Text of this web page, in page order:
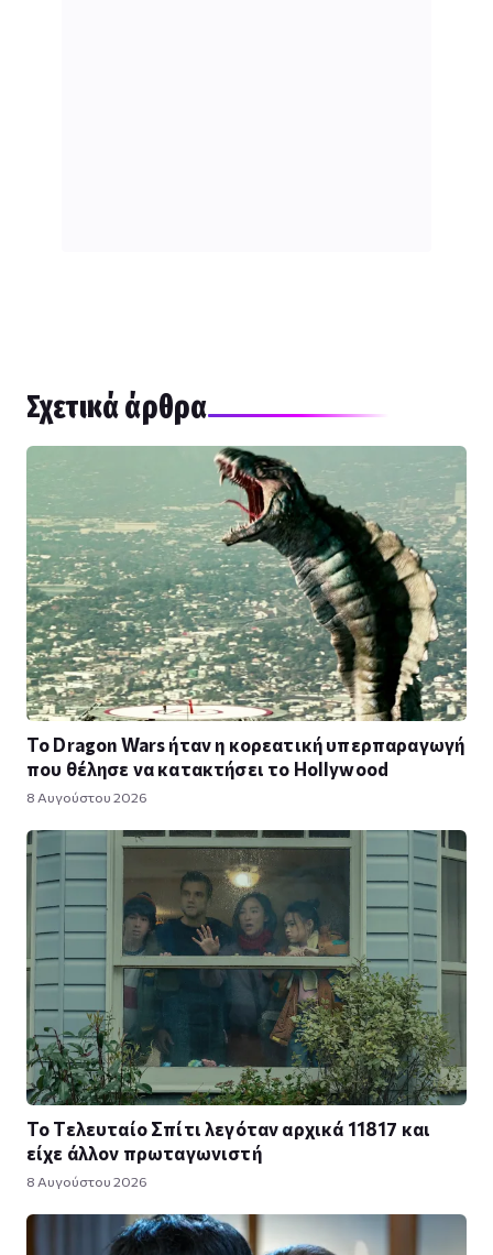
Σχετικά άρθρα
Το Dragon Wars ήταν η κορεατική υπερπαραγωγή
που θέλησε να κατακτήσει το Hollywood
8 Αυγούστου 2026
Το Τελευταίο Σπίτι λεγόταν αρχικά 11817 και
είχε άλλον πρωταγωνιστή
8 Αυγούστου 2026